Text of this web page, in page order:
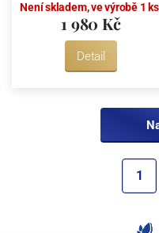
Není skladem, ve výrobě 1
1 980 Kč
Detail
1